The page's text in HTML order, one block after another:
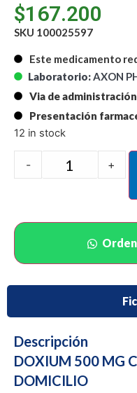
$167.200
SKU 100025597
Este medicamento
Laboratorio:AXON
Via de
Presentación
12 in stock
- +
Descripción
DOXIUM 500 MG
DOMICILIO